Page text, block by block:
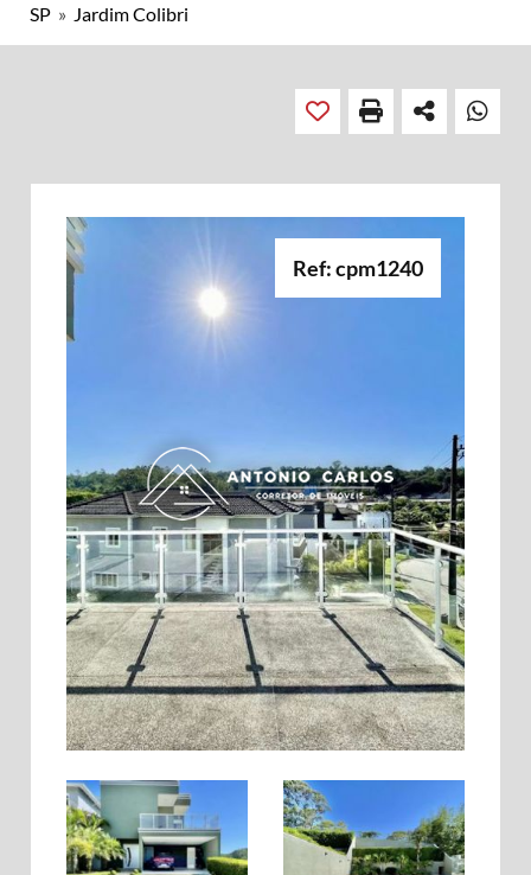
SP » Jardim Colibri
Ref: cpm1240